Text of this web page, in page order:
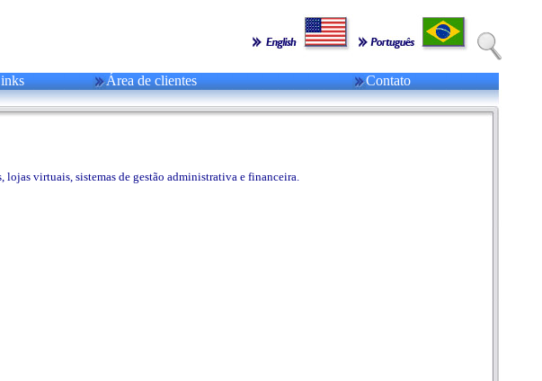
Área de clientes Contato
lojas virtuais, sistemas de gestão administrativa e financeira.